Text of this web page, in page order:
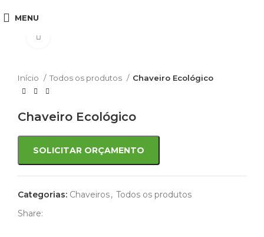
MENU
Início Todos os produtos Chaveiro Ecológico
Chaveiro Ecológico
SOLICITAR ORÇAMENTO
Categorias: Chaveiros, Todos os produtos
Share: